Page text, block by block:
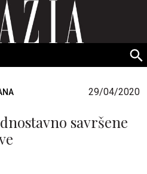
GRAZIA Srbija
29/04/2020
savršene